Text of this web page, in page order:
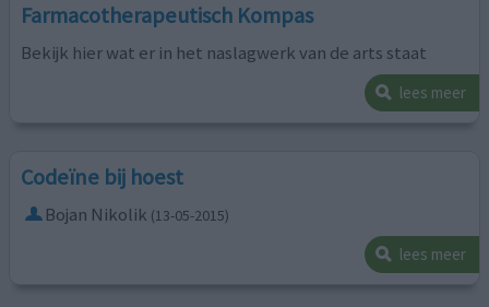
Farmacotherapeutisch Kompas
Bekijk hier wat er in het naslagwerk van de arts staat
lees meer
Codeïne bij hoest
Bojan Nikolik (13-05-2015)
lees meer